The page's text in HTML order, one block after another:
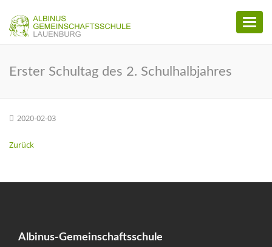
Toggle
Erster Schultag des 2. Schulhalbjahres
2020-02-03
Zurück
Albinus-Gemeinschaftsschule